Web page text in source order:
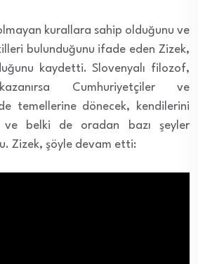
kurallara sahip olduğunu ve
bulunduğunu ifade eden Zizek,
kaydetti. Slovenyalı filozof,
Cumhuriyetçiler ve
temellerine dönecek, kendilerini
ve belki de oradan bazı şeyler
Zizek, şöyle devam etti: